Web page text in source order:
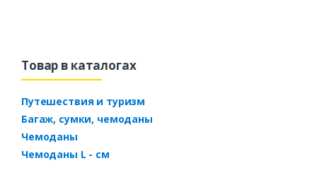
Товар в каталогах
Путешествия и туризм
Багаж, сумки, чемоданы
Чемоданы
Чемоданы L - см